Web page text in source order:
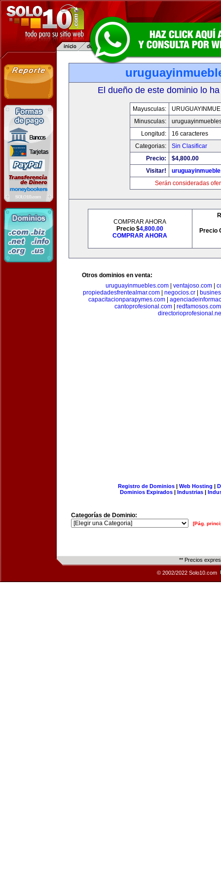
El dueño de este dominio lo
Mayusculas:
Minusculas:
Longitud:
16 caracteres
Categorias:
Sin Clasificar
Precio:
$4,800.00
Visitar!
Serán consideradas
COMPRAR AHORA
Precio $4,800.00
COMPRAR AHORA
Precio
Otros dominios en venta:
uruguayinmuebles.com
ventajoso.com
propiedadesfrentealmar.com
negocios.cr
capacitacionparapymes.com|
cantoprofesional.com
redfamosos.com
Registro de Dominios| Web Hosting |
Dominios Expirados | Industrias |
Categorías de Dominio:
[Pág.
** Precios
© 2002/2022 Solo10.com